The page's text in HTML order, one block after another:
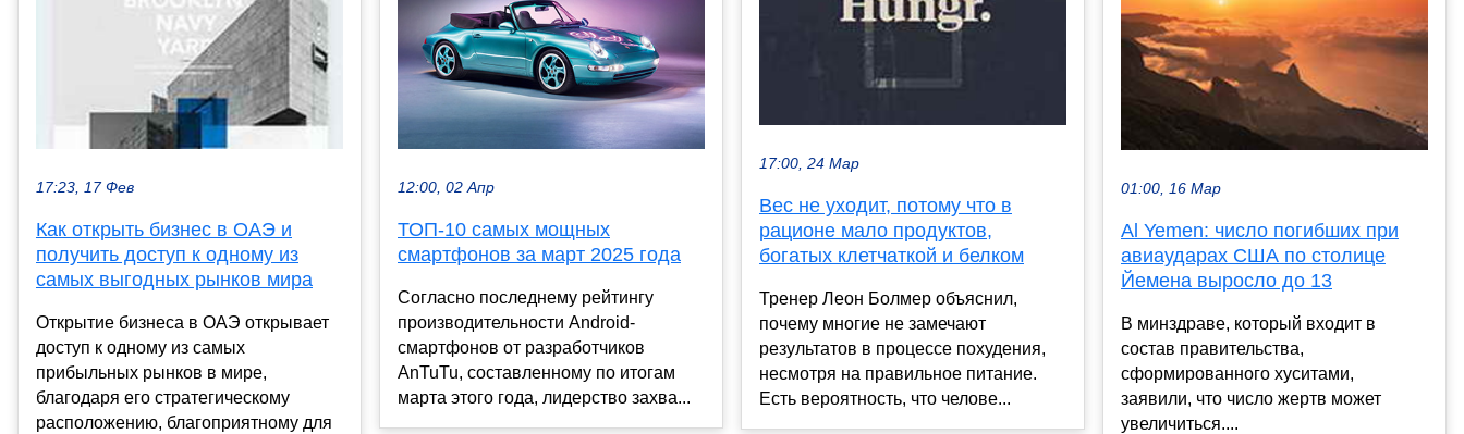
17:23, 17 Фев
Как открыть бизнес в ОАЭ и
получить доступ к одному из
самых выгодных рынков мира
Открытие бизнеса в ОАЭ открывает
доступ к одному из самых
прибыльных рынков в мире,
благодаря его стратегическому
расположению, благоприятному для
12:00, 02 Апр
ТОП-10 самых мощных
смартфонов за март 2025 года
Согласно последнему рейтингу
производительности Android-
смартфонов от разработчиков
AnTuTu, составленному по итогам
марта этого года, лидерство захва...
17:00, 24 Мар
Вес не уходит, потому что в
рационе мало продуктов,
богатых клетчаткой и белком
Тренер Леон Болмер объяснил,
почему многие не замечают
результатов в процессе похудения,
несмотря на правильное питание.
Есть вероятность, что челове...
01:00, 16 Мар
Al Yemen: число погибших при
авиаударах США по столице
Йемена выросло до 13
В минздраве, который входит в
состав правительства,
сформированного хуситами,
заявили, что число жертв может
увеличиться....